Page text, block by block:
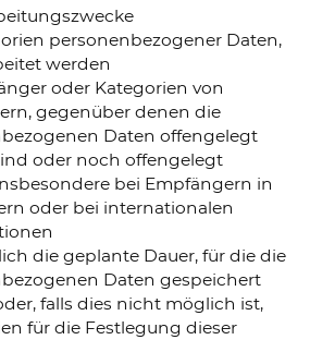
personenbezogener Daten,
werden
oder Kategorien von
gegenüber denen die
Daten offengelegt
oder noch offengelegt
bei Empfängern in
oder bei internationalen
die geplante Dauer, für die die
Daten gespeichert
falls dies nicht möglich ist,
für die Festlegung dieser